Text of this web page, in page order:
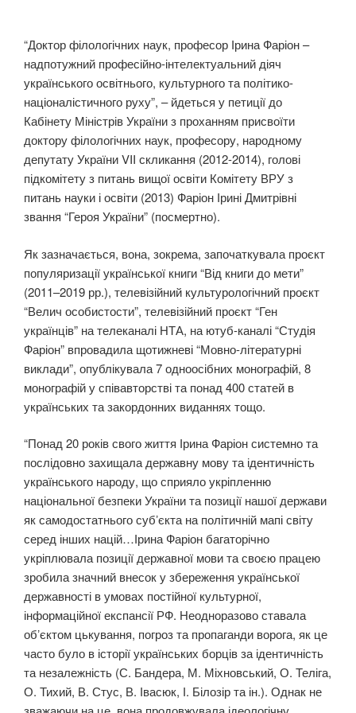
“Доктор філологічних наук, професор Ірина Фаріон –
надпотужний професійно-інтелектуальний діяч
українського освітнього, культурного та політико-
націоналістичного руху”, – йдеться у петиції до
Кабінету Міністрів України з проханням присвоїти
доктору філологічних наук, професору, народному
депутату України VII скликання (2012-2014), голові
підкомітету з питань вищої освіти Комітету ВРУ з
питань науки і освіти (2013) Фаріон Ірині Дмитрівні
звання “Героя України” (посмертно).
Як зазначається, вона, зокрема, започаткувала проєкт
популяризації української книги “Від книги до мети”
(2011–2019 рр.), телевізійний культурологічний проєкт
“Велич особистости”, телевізійний проєкт “Ген
українців” на телеканалі НТА, на ютуб-каналі “Студія
Фаріон” впровадила щотижневі “Мовно-літературні
виклади”, опублікувала 7 одноосібних монографій, 8
монографій у співавторстві та понад 400 статей в
українських та закордонних виданнях тощо.
“Понад 20 років свого життя Ірина Фаріон системно та
послідовно захищала державну мову та ідентичність
українського народу, що сприяло укріпленню
національної безпеки України та позиції нашої держави
як самодостатнього субʼєкта на політичній мапі світу
серед інших націй…Ірина Фаріон багаторічно
укріплювала позиції державної мови та своєю працею
зробила значний внесок у збереження української
державності в умовах постійної культурної,
інформаційної експансії РФ. Неодноразово ставала
обʼєктом цькування, погроз та пропаганди ворога, як це
часто було в історії українських борців за ідентичність
та незалежність (С. Бандера, М. Міхновський, О. Теліга,
О. Тихий, В. Стус, В. Івасюк, І. Білозір та ін.). Однак не